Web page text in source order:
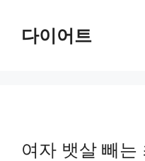
다이어트
여자 뱃살 빼는